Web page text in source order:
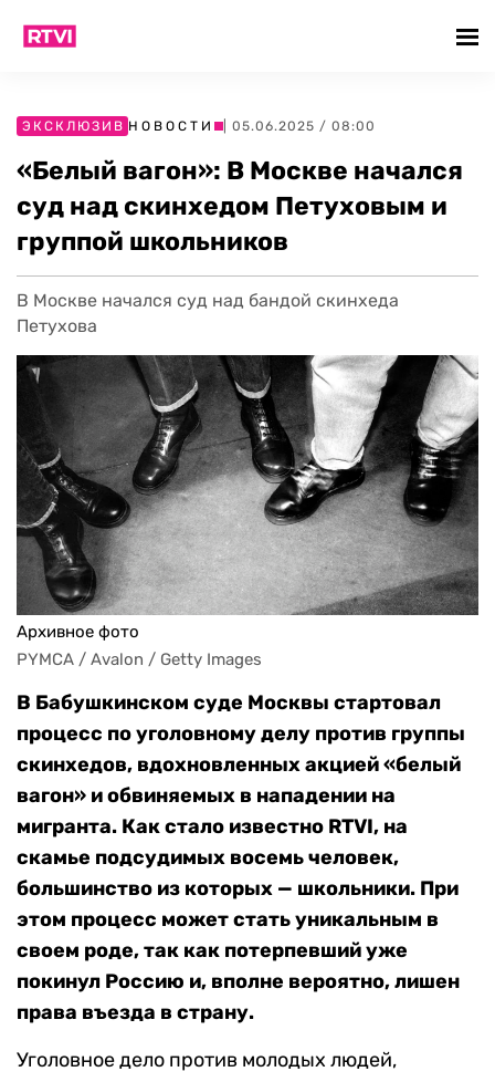
ЭКСКЛЮЗИВ НОВОСТИ | 05.06.2025 / 08:00
«Белый вагон»: В Москве начался
суд над скинхедом Петуховым и
группой школьников
В Москве начался суд над бандой скинхеда
Петухова
Архивное фото
PYMCA / Avalon / Getty Images
В Бабушкинском суде Москвы стартовал
процесс по уголовному делу против группы
скинхедов, вдохновленных акцией «белый
вагон» и обвиняемых в нападении на
мигранта. Как стало известно RTVI, на
скамье подсудимых восемь человек,
большинство из которых — школьники. При
этом процесс может стать уникальным в
своем роде, так как потерпевший уже
покинул Россию и, вполне вероятно, лишен
права въезда в страну.
Уголовное дело против молодых людей,